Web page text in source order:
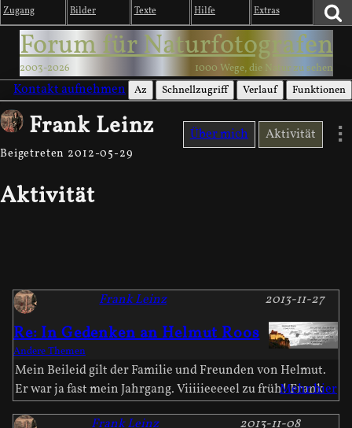
Zugang Bilder Texte Hilfe Extras
Forum für Naturfotografen
2003-2026 1000 Wege, die Natur zu sehen
Kontakt aufnehmen Az Schnellzugriff Verlauf Funktionen
Frank Leinz
Beigetreten 2012-05-29
Über mich Aktivität
Aktivität
Re: In Gedenken an Helmut Roos
2013-11-27
Frank Leinz
Andere Themen
Mein Beileid gilt der Familie und Freunden von Helmut.
Er war ja fast mein Jahrgang. Viiiiieeeeel zu früh! Frank
Mehr hier
2013-11-08
Frank Leinz